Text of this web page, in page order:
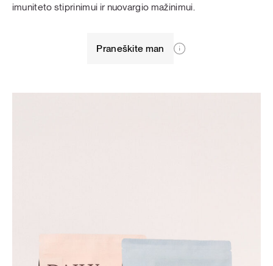
imuniteto stiprinimui ir nuovargio mažinimui.
Praneškite man